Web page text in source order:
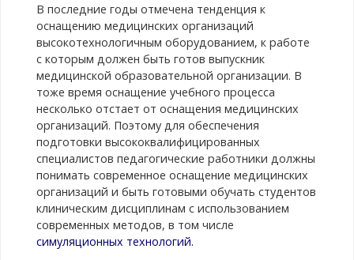
В последние годы отмечена тенденция к
оснащению медицинских организаций
высокотехнологичным оборудованием, к работе
с которым должен быть готов выпускник
медицинской образовательной организации. В
тоже время оснащение учебного процесса
несколько отстает от оснащения медицинских
организаций. Поэтому для обеспечения
подготовки высококвалифицированных
специалистов педагогические работники должны
понимать современное оснащение медицинских
организаций и быть готовыми обучать студентов
клиническим дисциплинам с использованием
современных методов, в том числе
симуляционных технологий.